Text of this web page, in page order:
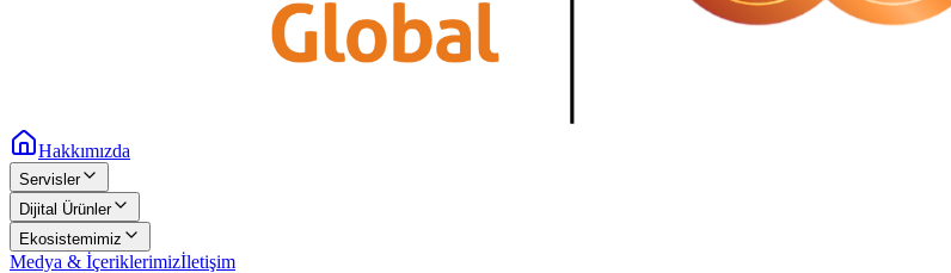
Hakkımızda
Servisler
Dijital Ürünler
Ekosistemimiz
Medya & İçeriklerimizİletişim